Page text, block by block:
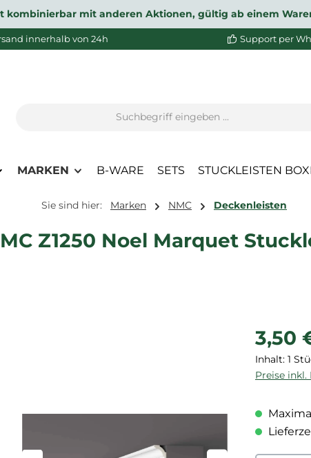
kombinierbar mit anderen Aktionen, gültig ab einem
innerhalb von 24h Support per
MARKEN B-WARE SETS STUCKLEISTEN
Sie sind hier: Marken NMC Deckenleisten
Z1250 Noel Marquet
Regulärer
3,50
Inhalt: 1
Preise inkl.